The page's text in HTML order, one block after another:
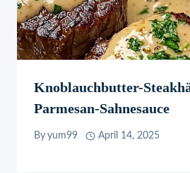
Knoblauchbutter-
Parmesan-Sahnesauce
By yum99 April 14, 2025